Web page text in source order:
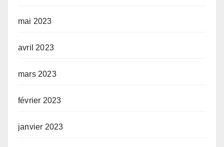
mai 2023
avril 2023
mars 2023
février 2023
janvier 2023